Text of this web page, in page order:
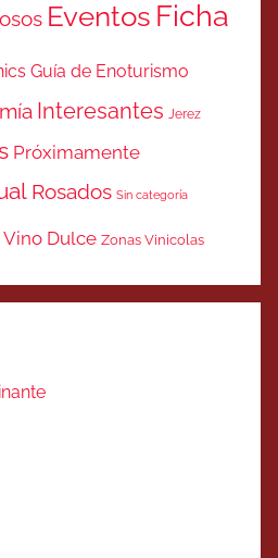
Eventos Ficha
Guía de Enoturismo
Interesantes Jerez
Próximamente
Rosados Sin categoría
Vino Dulce Zonas Vinicolas